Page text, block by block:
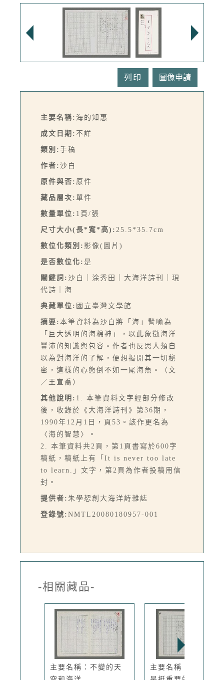
列印
主要名稱: 海的知惠
成文日期: 不詳
類別: 手稿
作者: 沙白
原件與否: 原件
藏品層次: 單件
數量單位: 1頁/張
尺寸大小(長*寬*高): 25.5*35.7cm
數位化類別: 影像(圖片)
是否數位化: 是
關鍵詞: 沙白｜涂秀田｜大海洋詩刊｜現
代詩｜海
典藏單位: 國立臺灣文學館
摘要: 本筆資料為沙白將「海」譬喻為
「巨大透明的海棉神」，以此象徵海洋
豐沛的知識與包容。作者也反思人類自
以為對海洋的了解，便想揭開其一切秘
密，這樣的心態倒不如一尾海魚。（文
／王宣喬）
其他說明: 1. 本筆資料文字經部分修改
後，收錄於《大海洋詩刊》第36期，
1990年12月1日，頁53。該作更名為
〈海的智慧〉。
2. 本筆資料共2頁，第1頁書寫於600字
稿紙，稿紙上有「It is never too late
to learn.」文字，第2頁為作者投稿用信
封。
提供者: 朱學恕創大海洋詩雜誌
登錄號: NMTL20080180957-001
-相關藏品-
主要名稱：不變的天
主要名稱：天空，不